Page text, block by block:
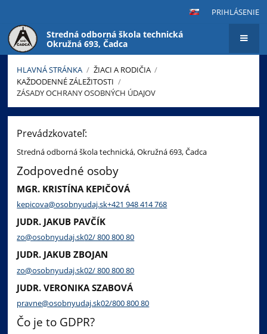
PRIHLÁSENIE
Stredná odborná škola technická
Okružná 693, Čadca
HLAVNÁ STRÁNKA / ŽIACI A RODIČIA /
KAŽDODENNÉ ZÁLEŽITOSTI /
ZÁSADY OCHRANY OSOBNÝCH ÚDAJOV
Zásady
ochrany
osobných
údajov
Prevádzkovateľ:
Stredná odborná škola technická, Okružná 693, Čadca
Zodpovedné osoby
MGR. KRISTÍNA KEPIČOVÁ
kepicova@osobnyudaj.sk+421 948 414 768
JUDR. JAKUB PAVČÍK
zo@osobnyudaj.sk02/ 800 800 80
JUDR. JAKUB ZBOJAN
zo@osobnyudaj.sk02/ 800 800 80
JUDR. VERONIKA SZABOVÁ
pravne@osobnyudaj.sk02/800 800 80
Čo je to GDPR?